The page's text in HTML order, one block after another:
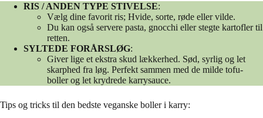
RIS / ANDEN TYPE STIVELSE:
Vælg dine favorit ris; Hvide, sorte, røde eller vilde.
Du kan også servere pasta, gnocchi eller stegte kartofler til
retten.
SYLTEDE FORÅRSLØG:
Giver lige et ekstra skud lækkerhed. Sød, syrlig og let
skarphed fra løg. Perfekt sammen med de milde tofu-
boller og let krydrede karrysauce.
Tips og tricks til den bedste veganske boller i karry: